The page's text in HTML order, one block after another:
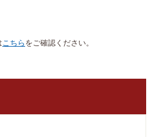
こちら をご確認ください。